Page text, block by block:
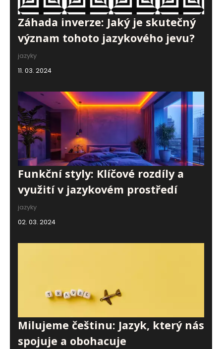
Záhada inverze: Jaký je skutečný
význam tohoto jazykového jevu?
jazyky
11. 03. 2024
Funkční styly: Klíčové rozdíly a
využití v jazykovém prostředí
jazyky
02. 03. 2024
Milujeme češtinu: Jazyk, který nás
spojuje a obohacuje